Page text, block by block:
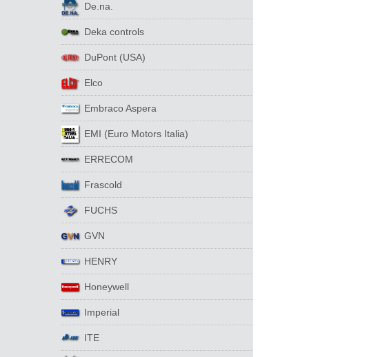
De.na.
Deka controls
DuPont (USA)
Elco
Embraco Aspera
EMI (Euro Motors Italia)
ERRECOM
Frascold
FUCHS
GVN
HENRY
Honeywell
Imperial
ITE